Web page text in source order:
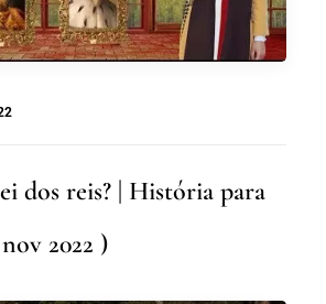
dos reis? | História para
2022 )